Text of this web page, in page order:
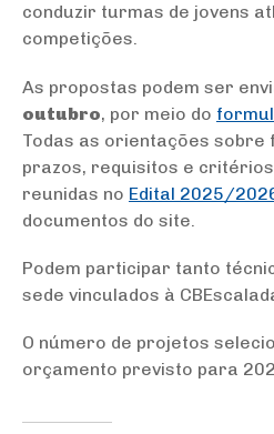
conduzir turmas de jovens
competições.
As propostas podem ser
outubro, por meio do
Todas as orientações
prazos, requisitos e
reunidas no Edital 2025/
documentos do site.
Podem participar tanto
sede vinculados à
O número de projetos
orçamento previsto para